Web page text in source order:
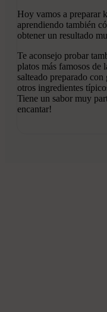
Hoy vamos a preparar
aprendiendo también
obtener un resultado
Te aconsejo probar
platos más famosos de
salteado preparado
otros ingredientes
Tiene un sabor muy
encantar!